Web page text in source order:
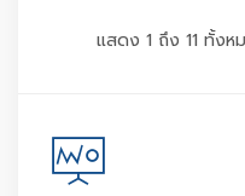
แสดง 1 ถึง 11 ทั้งห